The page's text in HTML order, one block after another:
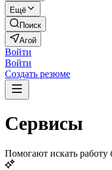
Ещё
Поиск
Агой
Войти
Войти
Создать резюме
Сервисы
Помогают искать работу